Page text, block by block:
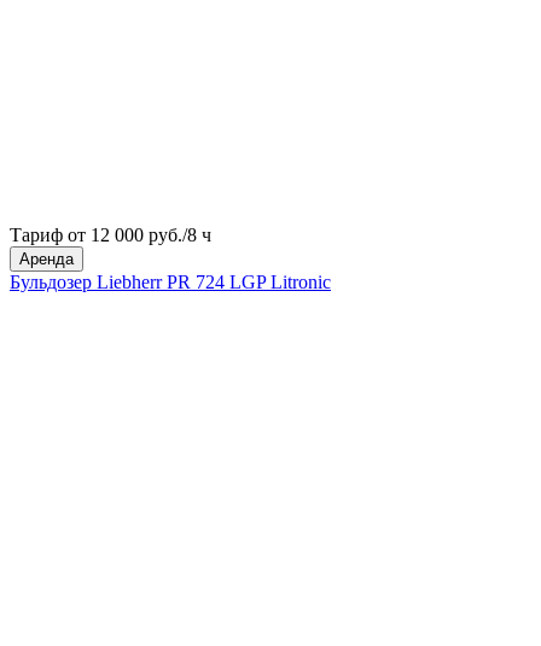
Тариф от 12 000 руб./8 ч
Аренда
Бульдозер Liebherr PR 724 LGP Litronic